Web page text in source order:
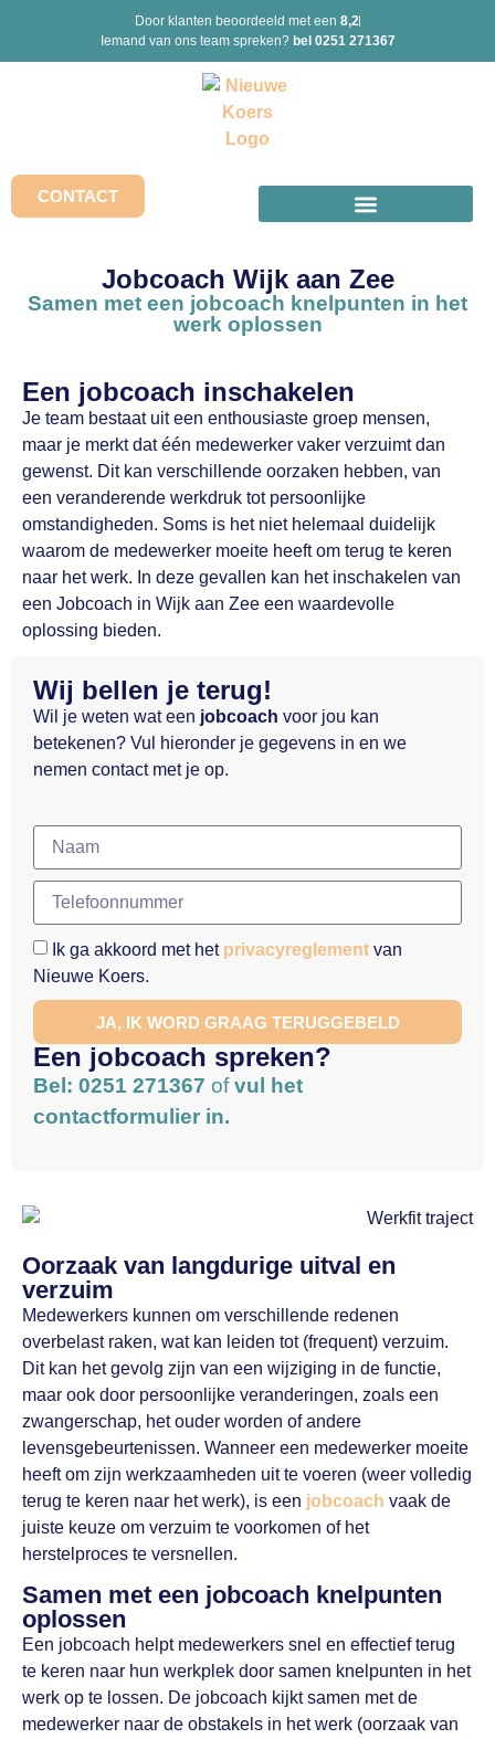
Door klanten beoordeeld met een 8,2
Iemand van ons team spreken? bel 0251 271367
CONTACT
Jobcoach Wijk aan Zee
Samen met een jobcoach knelpunten in het
werk oplossen
Een jobcoach inschakelen
Je team bestaat uit een enthousiaste groep mensen,
maar je merkt dat één medewerker vaker verzuimt dan
gewenst. Dit kan verschillende oorzaken hebben, van
een veranderende werkdruk tot persoonlijke
omstandigheden. Soms is het niet helemaal duidelijk
waarom de medewerker moeite heeft om terug te keren
naar het werk. In deze gevallen kan het inschakelen van
een Jobcoach in Wijk aan Zee een waardevolle
oplossing bieden.
Wij bellen je terug!
Wil je weten wat een jobcoach voor jou kan
betekenen? Vul hieronder je gegevens in en we
nemen contact met je op.
Ik ga akkoord met het privacyreglement van
Nieuwe Koers.
JA, IK WORD GRAAG TERUGGEBELD
Een jobcoach spreken?
Bel: 0251 271367 ofvul het
contactformulier in.
Oorzaak van langdurige uitval en
verzuim
Medewerkers kunnen om verschillende redenen
overbelast raken, wat kan leiden tot (frequent) verzuim.
Dit kan het gevolg zijn van een wijziging in de functie,
maar ook door persoonlijke veranderingen, zoals een
zwangerschap, het ouder worden of andere
levensgebeurtenissen. Wanneer een medewerker moeite
heeft om zijn werkzaamheden uit te voeren (weer volledig
terug te keren naar het werk), is een jobcoach vaak de
juiste keuze om verzuim te voorkomen of het
herstelproces te versnellen.
Samen met een jobcoach knelpunten
oplossen
Een jobcoach helpt medewerkers snel en effectief terug
te keren naar hun werkplek door samen knelpunten in het
werk op te lossen. De jobcoach kijkt samen met de
medewerker naar de obstakels in het werk (oorzaak van